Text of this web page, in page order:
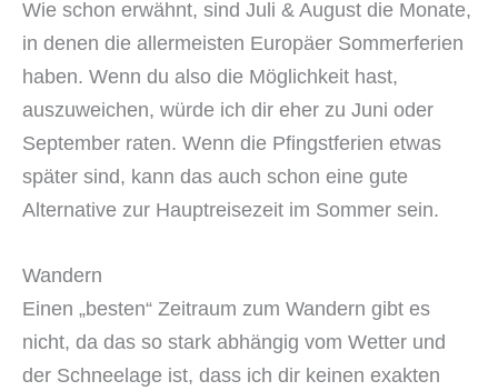
Wie schon erwähnt, sind Juli & August die Monate,
in denen die allermeisten Europäer Sommerferien
haben. Wenn du also die Möglichkeit hast,
auszuweichen, würde ich dir eher zu Juni oder
September raten. Wenn die Pfingstferien etwas
später sind, kann das auch schon eine gute
Alternative zur Hauptreisezeit im Sommer sein.
Wandern
Einen „besten“ Zeitraum zum Wandern gibt es
nicht, da das so stark abhängig vom Wetter und
der Schneelage ist, dass ich dir keinen exakten